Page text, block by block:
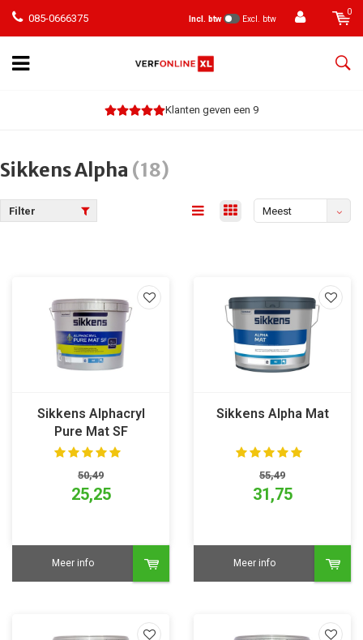
085-0666375 Incl. btw Excl. btw
0
Klanten geven een 9
Sikkens Alpha (18)
Filter
Meest
Sikkens Alphacryl
Pure Mat SF
50,49
25,25
Meer info
Sikkens Alpha Mat
55,49
31,75
Meer info